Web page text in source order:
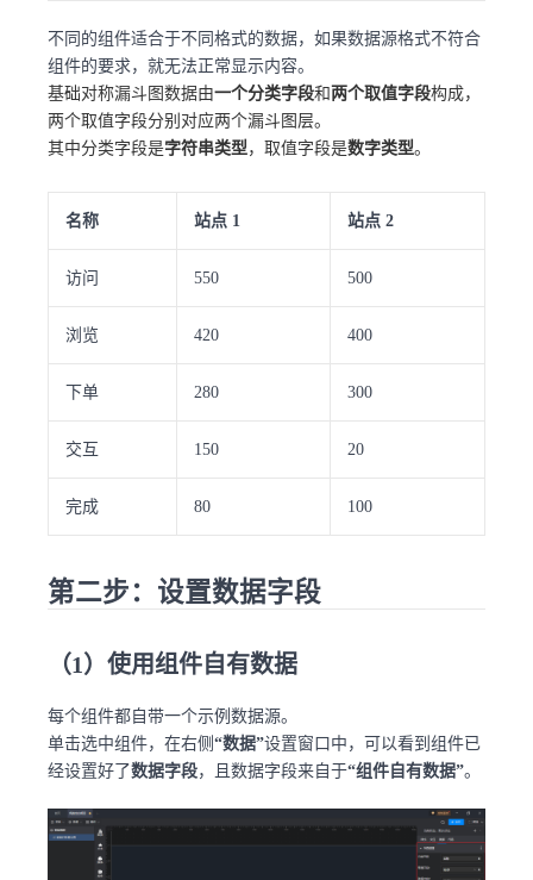
不同的组件适合于不同格式的数据，如果数据源格式不符合
组件的要求，就无法正常显示内容。
基础对称漏斗图数据由一个分类字段和两个取值字段构成，
两个取值字段分别对应两个漏斗图层。
其中分类字段是字符串类型 ，取值字段是数字类型。
名称 站点 1 站点 2
访问 550 500
浏览 420 400
下单 280 300
交互 150 20
完成 80 100
第二步：设置数据字段
（1）使用组件自有数据
每个组件都自带一个示例数据源。
单击选中组件，在右侧 “数据”设置窗口中，可以看到组件已
经设置好了数据字段，且数据字段来自于“组件自有数据”。